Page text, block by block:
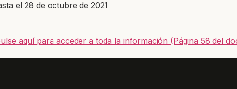
el 28 de octubre de 2021
aquí para acceder a toda la información (Página 58 del